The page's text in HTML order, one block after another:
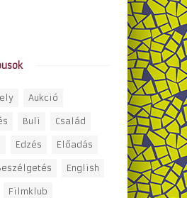
Aukció
Buli Család
Edzés Előadás
English
Filmklub